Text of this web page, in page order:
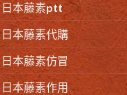
日本藤素ptt
日本藤素代購
日本藤素仿冒
日本藤素作用